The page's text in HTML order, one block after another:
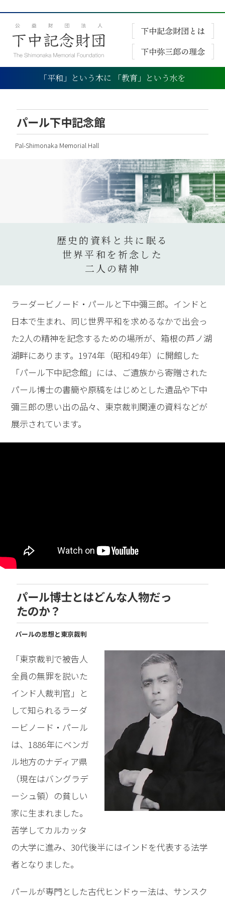
「平和」という木に 「教育」という水を
パール下中記念館
Pal-Shimonaka Memorial Hall
歴史的資料と共に眠る
世界平和を祈念した
二人の精神
ラーダービノード・パールと下中彌三郎。インドと
日本で生まれ、同じ世界平和を求めるなかで出会っ
た2人の精神を記念するための場所が、箱根の芦ノ湖
湖畔にあります。1974年（昭和49年）に開館した
「パール下中記念館」には、ご遺族から寄贈された
パール博士の書簡や原稿をはじめとした遺品や下中
彌三郎の思い出の品々、東京裁判関連の資料などが
展示されています。
パール博士とはどんな人物だっ
たのか？
パールの思想と東京裁判
「東京裁判で被告人
全員の無罪を説いた
インド人裁判官」と
して知られるラーダ
ービノード・パール
は、1886年にベンガ
ル地方のナディア県
（現在はバングラデ
ーシュ領）の貧しい
家に生まれました。
苦学してカルカッタ
の大学に進み、30代後半にはインドを代表する法学
者となりました。
パールが専門とした古代ヒンドゥー法は、サンスク